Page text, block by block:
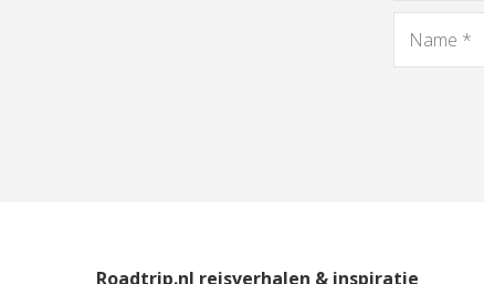
Roadtrip.nl reisverhalen & inspiratie